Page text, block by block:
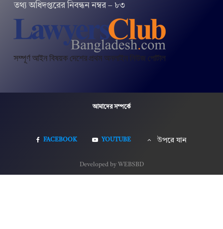
তথ‌্য অ‌ধিদপ্ত‌রের নিবন্ধন নম্বর – ৮৩
আমাদের সম্পর্কে
FACEBOOK YOUTUBE উপরে যান
Developed by WEBSBD